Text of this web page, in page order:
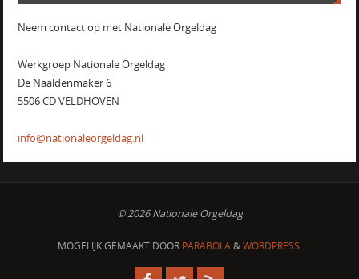
Neem contact op met Nationale Orgeldag
Werkgroep Nationale Orgeldag
De Naaldenmaker 6
5506 CD VELDHOVEN
info@nationaleorgeldag.nl
© 2026 Nationale Orgeldag
MOGELIJK GEMAAKT DOOR PARABOLA&WORDPRESS.